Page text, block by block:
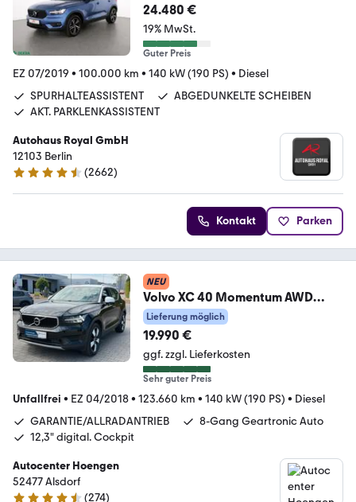
24.480 €
19% MwSt.
Guter Preis
EZ 07/2019 • 100.000 km • 140 kW (190 PS) • Diesel
SPURHALTEASSISTENT
ABGEDUNKELTE SCHEIBEN
AKT. PARKLENKASSISTENT
Autohaus Royal GmbH
12103 Berlin
4.6 Sterne
(2662)
Kontakt Parken
NEU
Volvo XC 40 Momentum AWD
Garantie *Leder *KeyL *Navi
Lieferung möglich
19.990 €
ggf. zzgl. Lieferkosten
Sehr guter Preis
Unfallfrei • EZ 04/2018• 123.660 km • 140 kW (190 PS) • Diesel
GARANTIE/ALLRADANTRIEB
8-Gang Geartronic Auto
12,3" digital. Cockpit
Autocenter Hoengen
52477 Alsdorf
(274)